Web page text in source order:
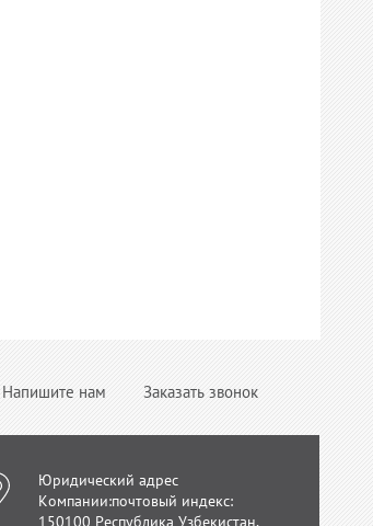
Напишите нам Заказать звонок
Юридический адрес
Компании:почтовый индекс:
150100 Республика Узбекистан,